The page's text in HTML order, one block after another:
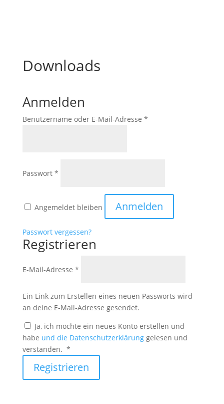
Downloads
Anmelden
Benutzername oder E-Mail-Adresse *Erforderlich
Passwort *
Angemeldet bleiben Anmelden
Passwort vergessen?
Registrieren
E-Mail-Adresse *
Ein Link zum Erstellen eines neuen Passworts wird
an deine E-Mail-Adresse gesendet.
Ja, ich möchte ein neues Konto erstellen und
habe und die Datenschutzerklärung gelesen und
verstanden. *Erforderlich
Registrieren